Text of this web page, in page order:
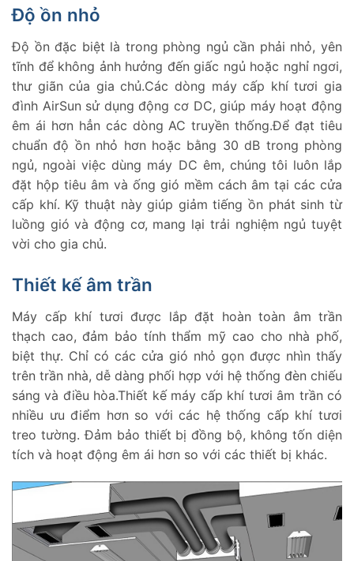
Độ ồn nhỏ
Độ ồn đặc biệt là trong phòng ngủ cần phải nhỏ, yên
tĩnh để không ảnh hưởng đến giấc ngủ hoặc nghỉ ngơi,
thư giãn của gia chủ.Các dòng máy cấp khí tươi gia
đình AirSun sử dụng động cơ DC, giúp máy hoạt động
êm ái hơn hẳn các dòng AC truyền thống.Để đạt tiêu
chuẩn độ ồn nhỏ hơn hoặc bằng 30 dB trong phòng
ngủ, ngoài việc dùng máy DC êm, chúng tôi luôn lắp
đặt hộp tiêu âm và ống gió mềm cách âm tại các cửa
cấp khí. Kỹ thuật này giúp giảm tiếng ồn phát sinh từ
luồng gió và động cơ, mang lại trải nghiệm ngủ tuyệt
vời cho gia chủ.
Thiết kế âm trần
Máy cấp khí tươi được lắp đặt hoàn toàn âm trần
thạch cao, đảm bảo tính thẩm mỹ cao cho nhà phố,
biệt thự. Chỉ có các cửa gió nhỏ gọn được nhìn thấy
trên trần nhà, dễ dàng phối hợp với hệ thống đèn chiếu
sáng và điều hòa.Thiết kế máy cấp khí tươi âm trần có
nhiều ưu điểm hơn so với các hệ thống cấp khí tươi
treo tường. Đảm bảo thiết bị đồng bộ, không tốn diện
tích và hoạt động êm ái hơn so với các thiết bị khác.